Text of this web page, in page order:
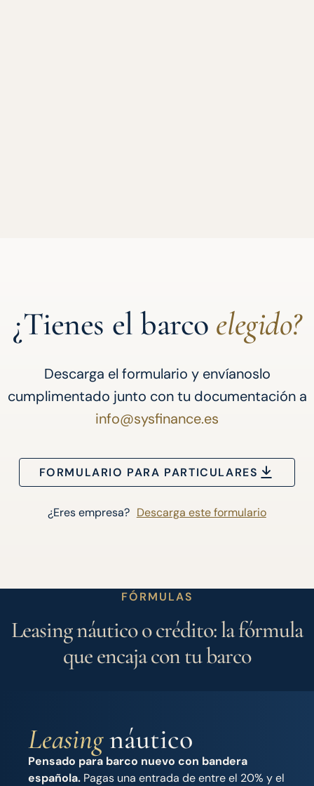
¿Tienes el barco elegido?
Descarga el formulario y envíanoslo
cumplimentado junto con tu documentación a
info@sysfinance.es
FORMULARIO PARA PARTICULARES
¿Eres empresa? Descarga este formulario
FÓRMULAS
Leasing náutico o crédito: la fórmula
que encaja con tu barco
Leasingnáutico
Pensado para barco nuevo con bandera
española. Pagas una entrada de entre el 20% y el